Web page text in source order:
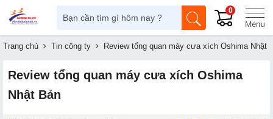
0
Trang chủ Tin công ty Review tổng quan máy cưa xích Oshima Nhật
Review tổng quan máy cưa xích Oshima
Nhật Bản